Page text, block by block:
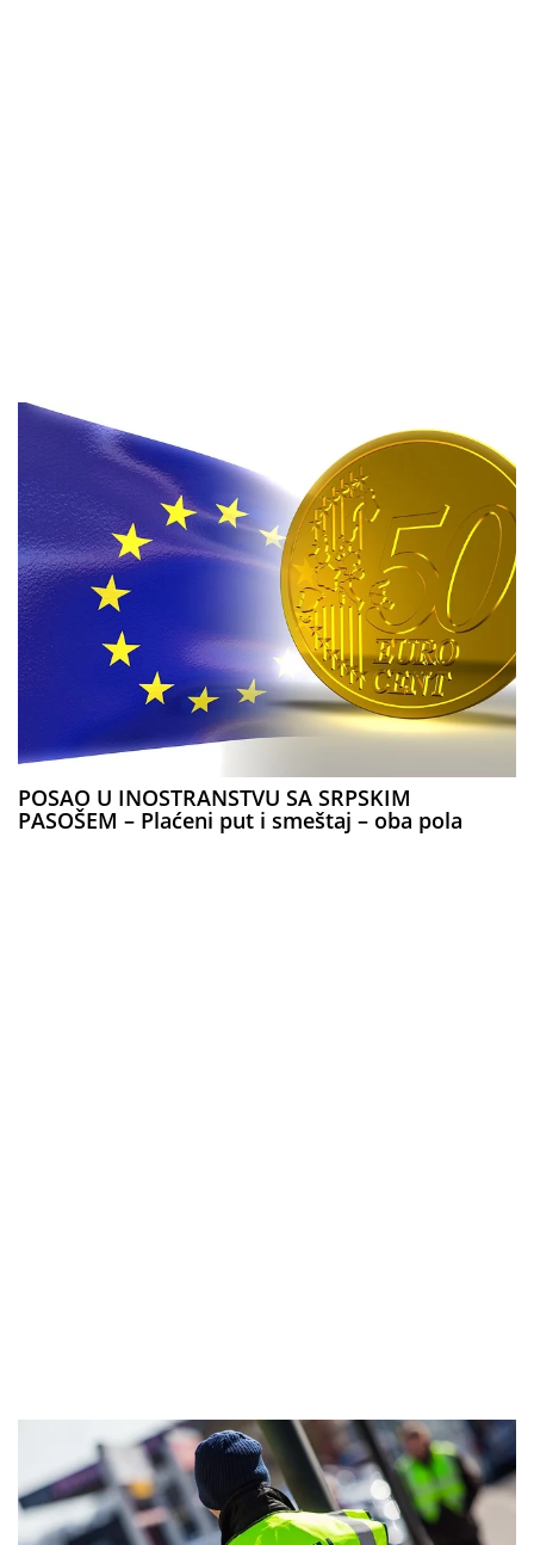
POSAO U INOSTRANSTVU SA SRPSKIM
PASOŠEM – Plaćeni put i smeštaj – oba pola